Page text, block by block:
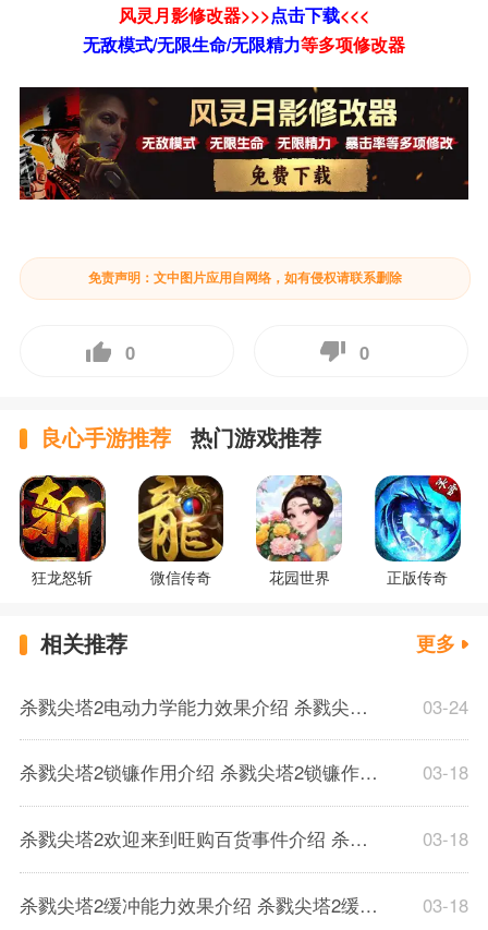
风灵月影修改器>>>点击下载<<<
无敌模式/无限生命/无限精力等多项修改器
免责声明：文中图片应用自网络，如有侵权请联系删除
0 0
良心手游推荐 热门游戏推荐
狂龙怒斩 微信传奇 花园世界 正版传奇
相关推荐 更多
杀戮尖塔2电动力学能力效果介绍 杀戮尖塔2电动力学能力效果解析一览 03-24
杀戮尖塔2锁镰作用介绍 杀戮尖塔2锁镰作用解析一览 03-18
杀戮尖塔2欢迎来到旺购百货事件介绍 杀戮尖塔2欢迎来到旺购百货事件解析 03-18
杀戮尖塔2缓冲能力效果介绍 杀戮尖塔2缓冲能力解析一览 03-18